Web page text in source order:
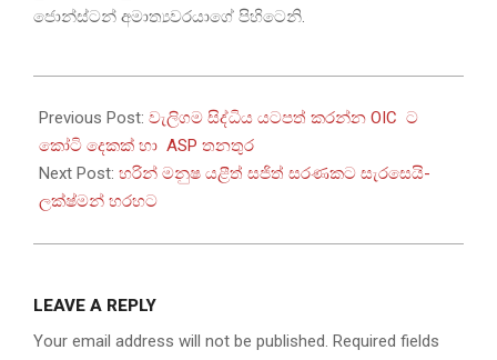
ජොන්ස්ටන් අමාත්‍යවරයාගේ පිහිටෙනි.
01-
03
Previous Post: වැලිගම සිද්ධිය යටපත් කරන්න OIC ට
කෝටි දෙකක් හා ASP තනතුර
Next Post: හරින් මනුෂ යළීත් සජිත් සරණකට සැරසෙයි-
ලක්ෂ්මන් හරහට
LEAVE A REPLY
Your email address will not be published. Required fields